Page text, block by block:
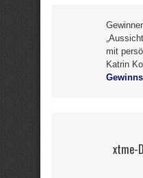
mit
Katrin
xtme-